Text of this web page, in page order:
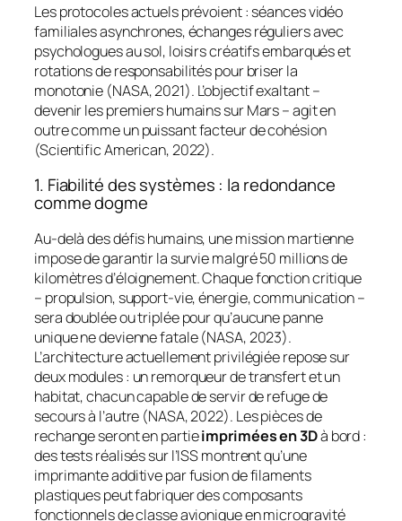
Les protocoles actuels prévoient : séances vidéo
familiales asynchrones, échanges réguliers avec
psychologues au sol, loisirs créatifs embarqués et
rotations de responsabilités pour briser la
monotonie (NASA, 2021). L’objectif exaltant –
devenir les premiers humains sur Mars – agit en
outre comme un puissant facteur de cohésion
(Scientific American, 2022).
1. Fiabilité des systèmes : la redondance
comme dogme
Au-delà des défis humains, une mission martienne
impose de garantir la survie malgré 50 millions de
kilomètres d’éloignement. Chaque fonction critique
– propulsion, support-vie, énergie, communication –
sera doublée ou triplée pour qu’aucune panne
unique ne devienne fatale (NASA, 2023).
L’architecture actuellement privilégiée repose sur
deux modules : un remorqueur de transfert et un
habitat, chacun capable de servir de refuge de
secours à l’autre (NASA, 2022). Les pièces de
rechange seront en partieimprimées en 3Dà bord :
des tests réalisés sur l’ISS montrent qu’une
imprimante additive par fusion de filaments
plastiques peut fabriquer des composants
fonctionnels de classe avionique en microgravité